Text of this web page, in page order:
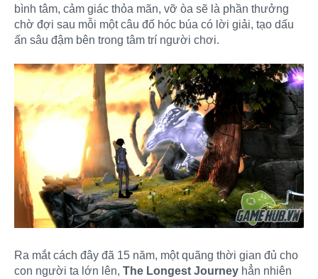
bình tâm, cảm giác thỏa mãn, vỡ òa sẽ là phần thưởng
chờ đợi sau mỗi một câu đố hóc búa có lời giải, tạo dấu
ấn sâu đậm bên trong tâm trí người chơi.
Ra mắt cách đây đã 15 năm, một quãng thời gian đủ cho
con người ta lớn lên, The Longest Journey hẳn nhiên